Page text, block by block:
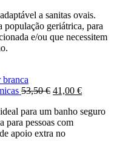
a sanitas ovais.
população geriátrica, para
e/ou que necessitem
53,50€ O
original
era:
53,50 €.
41,00 €O
atual
para um banho seguro
para pessoas com
apoio extra no